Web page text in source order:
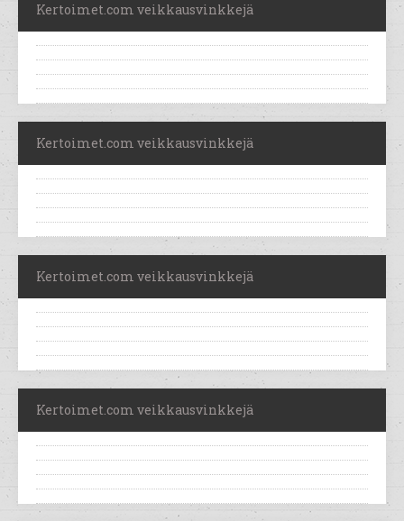
Kertoimet.com veikkausvinkkejä
Kertoimet.com veikkausvinkkejä
Kertoimet.com veikkausvinkkejä
Kertoimet.com veikkausvinkkejä